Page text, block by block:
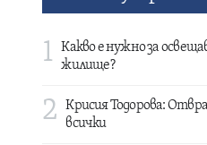
1
Какво е нужно за
жилище?
2
Крисия Тодорова:
всички